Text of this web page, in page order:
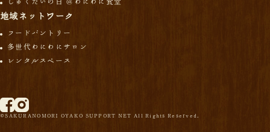
地域ネットワーク
フードパントリー
多世代わにわにサロン
レンタルスペース
©SAKURANOMORI OYAKO SUPPORT NET All Rights Reserved.